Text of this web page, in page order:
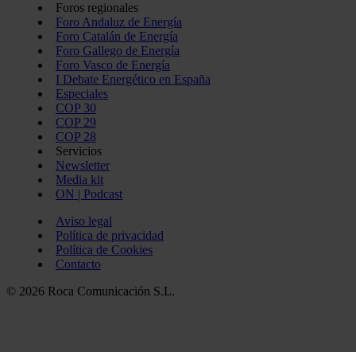
Foros regionales
Foro Andaluz de Energía
Foro Catalán de Energía
Foro Gallego de Energía
Foro Vasco de Energía
I Debate Energético en España
Especiales
COP 30
COP 29
COP 28
Servicios
Newsletter
Media kit
ON | Podcast
Aviso legal
Política de privacidad
Política de Cookies
Contacto
© 2026 Roca Comunicación S.L.